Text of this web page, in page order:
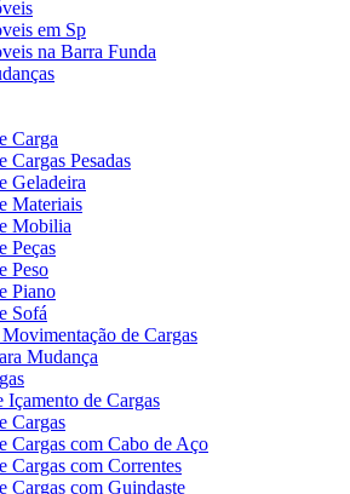
em Sp
na Barra Funda
Carga
Cargas Pesadas
Geladeira
Materiais
Mobilia
Peças
Peso
Piano
Sofá
de Cargas
Mudança
Içamento de Cargas
Cargas
Cargas com Cabo de Aço
Cargas com Correntes
Cargas com Guindaste